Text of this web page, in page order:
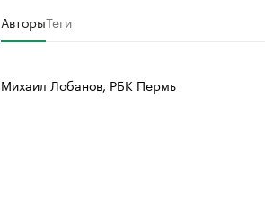
АвторыТеги
Михаил Лобанов, РБК Пермь